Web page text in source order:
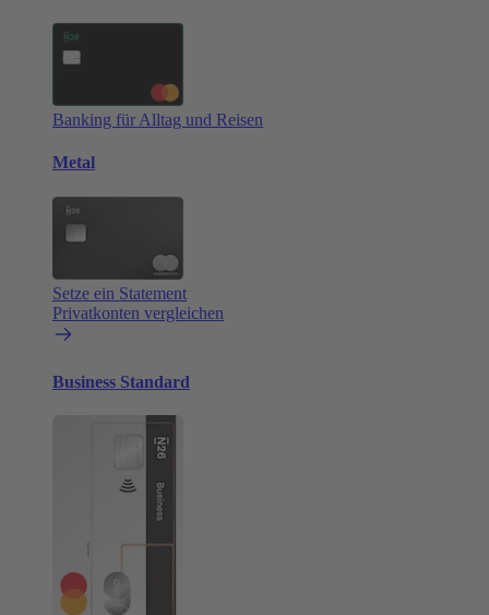
Banking für Alltag und Reisen
Metal
Setze ein Statement
Privatkonten vergleichen
Business Standard